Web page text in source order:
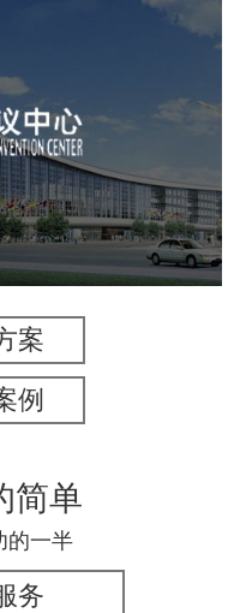
心
建设 网站设计
案
例
简单
的一半
务